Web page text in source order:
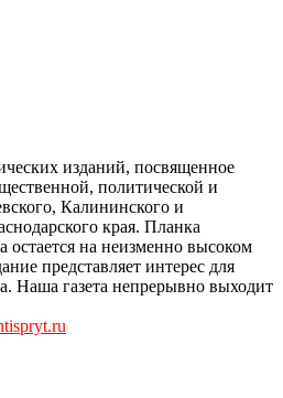
изданий, посвященное
политической и
Калининского и
края. Планка
остается на неизменно высоком
представляет интерес для
Наша газета непрерывно выходит